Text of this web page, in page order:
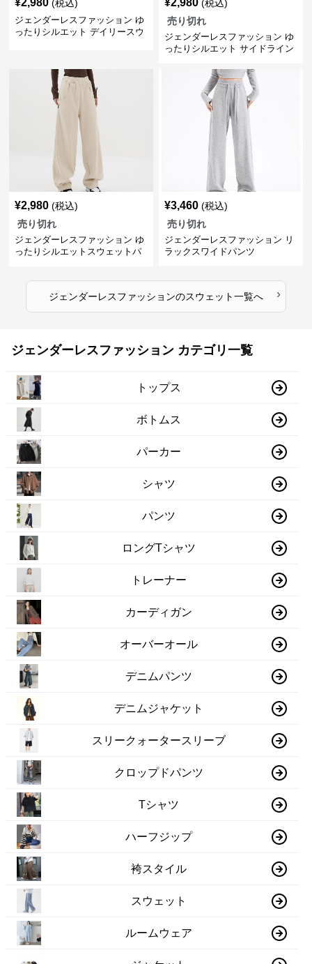
¥2,980 (税込)
ジェンダーレスファッション ゆ
ったりシルエット デイリースウ
¥2,980 (税込)
売り切れ
ジェンダーレスファッション ゆ
ったりシルエット サイドライン
¥2,980 (税込)
売り切れ
ジェンダーレスファッション ゆ
ったりシルエットスウェットパ
¥3,460 (税込)
売り切れ
ジェンダーレスファッション リ
ラックスワイドパンツ
ジェンダーレスファッションのスウェット一覧へ ›
ジェンダーレスファッション カテゴリ一覧
トップス
ボトムス
パーカー
シャツ
パンツ
ロングTシャツ
トレーナー
カーディガン
オーバーオール
デニムパンツ
デニムジャケット
スリークォータースリーブ
クロップドパンツ
Tシャツ
ハーフジップ
袴スタイル
スウェット
ルームウェア